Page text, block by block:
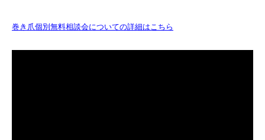
巻き爪個別無料相談会についての詳細はこちら